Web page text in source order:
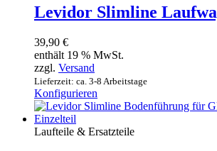
Levidor Slimline
39,90 €
enthält 19 % MwSt.
zzgl. Versand
Lieferzeit: ca. 3-8 Arbeitstage
Konfigurieren
Laufteile & Ersatzteile